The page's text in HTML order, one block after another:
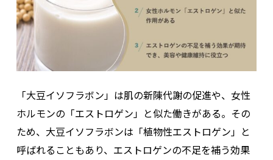
「大豆イソフラボン」は肌の新陳代謝の促進や、女性
ホルモンの「エストロゲン」と似た働きがある。その
ため、大豆イソフラボンは「植物性エストロゲン」と
呼ばれることもあり、エストロゲンの不足を補う効果